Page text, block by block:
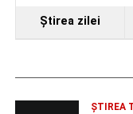
Ştirea zilei
ŞTIREA